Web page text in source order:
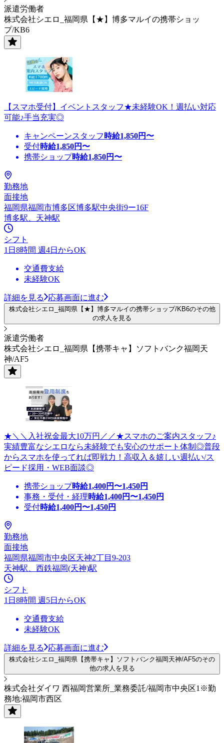
派遣労働者
株式会社シエロ_福岡県【★】博多マルイの携帯ショッ
プ/KB6
【スマホ受付】イベントスタッフ★未経験OK！週払い対応
可能♪手当充実◎
キャンペーンスタッフ 時給1,850円〜
受付時給1,850円〜
携帯ショップ時給1,850円〜
勤務地
面接地
福岡県福岡市博多区博多駅中央街9ー16F
博多駅、天神駅
シフト
1日8時間 週4日からOK
交通費支給
未経験OK
詳細を見る 応募画面に進む
株式会社シエロ_福岡県【★】博多マルイの携帯ショップ/KB6のその他
の求人を見る
派遣労働者
株式会社シエロ_福岡県【携帯キャ】ソフトバンク福岡天
神/AF5
★＼＼入社祝金最大10万円／／★スマホのご案内スタッフ♪
実績豊富なシエロなら未経験でも安心のサポート体制◎普段
からスマホを使ってれば即戦力！高収入＆嬉しい週払い/ス
ピード採用・WEB面談◎
携帯ショップ時給1,400円〜1,450円
事務・受付・経理時給1,400円〜1,450円
受付時給1,400円〜1,450円
勤務地
面接地
福岡県福岡市中央区天神2丁目9-203
天神駅、西鉄福岡(天神)駅
シフト
1日8時間 週5日からOK
交通費支給
未経験OK
詳細を見る 応募画面に進む
株式会社シエロ_福岡県【携帯キャ】ソフトバンク福岡天神/AF5のその
他の求人を見る
株式会社ダイワ 西福岡営業所_業務委託/福岡市中央区1※勤
務地:福岡市西区